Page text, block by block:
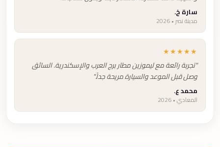
سارة خ.
مدينة نصر • 2026
★★★★★
"تجربة رائعة مع ليموزين مطار برج العرب والإسكندرية. السائق
وصل قبل الموعد والسيارة مريحة جداً."
محمد ع.
المعادي • 2026